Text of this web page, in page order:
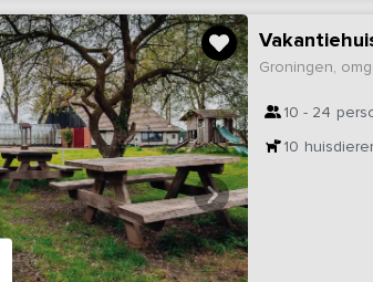
Groningen,
10 - 24
10